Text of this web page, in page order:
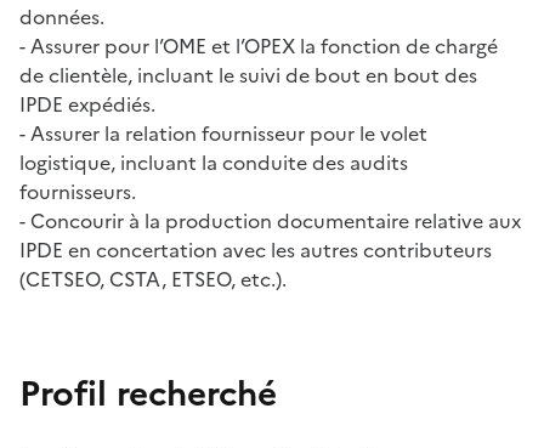
données.
- Assurer pour l’OME et l’OPEX la fonction de chargé
de clientèle, incluant le suivi de bout en bout des
IPDE expédiés.
- Assurer la relation fournisseur pour le volet
logistique, incluant la conduite des audits
fournisseurs.
- Concourir à la production documentaire relative aux
IPDE en concertation avec les autres contributeurs
(CETSEO, CSTA, ETSEO, etc.).
Profil recherché